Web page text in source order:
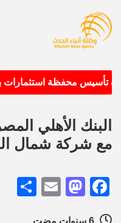
تأسيس محفظة استثمارات
البنك الأهلي
مع شركة شمال
Facebook
Email